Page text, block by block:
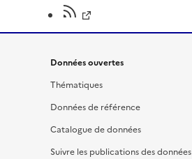
Données ouvertes
Thématiques
Données de référence
Catalogue de données
Suivre les publications des données